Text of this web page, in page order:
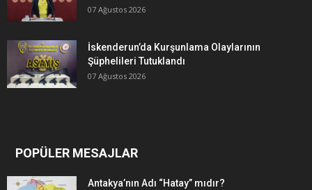
07 Ağustos 2026
İskenderun’da Kurşunlama Olaylarının
Şüphelileri Tutuklandı
07 Ağustos 2026
POPÜLER MESAJLAR
Antakya’nın Adı “Hatay” mıdır?